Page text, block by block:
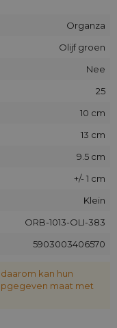
Organza
Olijf groen
Nee
25
10 cm
13 cm
9.5 cm
+/- 1 cm
Klein
ORB-1013-OLI-383
5903003406570
kan hun
maat met